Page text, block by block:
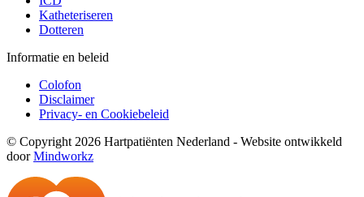
Katheteriseren
Dotteren
Informatie en beleid
Colofon
Disclaimer
Privacy- en Cookiebeleid
© Copyright 2026 Hartpatiënten Nederland - Website ontwikkeld
doorMindworkz